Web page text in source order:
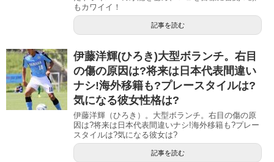
もカワイイ！
記事を読む
伊藤洋輝(ひろき)大型ボランチ。右目
の傷の原因は?将来は日本代表間違い
ナシ!海外移籍も?プレースタイルは?
気になる彼女性格は?
伊藤洋輝（ひろき）。大型ボランチ。右目の傷の原
因は?将来は日本代表間違いナシ!海外移籍も?プレー
スタイルは?気になる彼女は?
記事を読む